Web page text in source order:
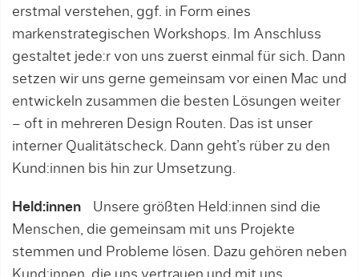
erstmal verstehen, ggf. in Form eines
markenstrategischen Workshops. Im Anschluss
gestaltet jede:r von uns zuerst einmal für sich. Dann
setzen wir uns gerne gemeinsam vor einen Mac und
entwickeln zusammen die besten Lösungen weiter
– oft in mehreren Design Routen. Das ist unser
interner Qualitätscheck. Dann geht’s rüber zu den
Kund:innen bis hin zur Umsetzung.
Held:innen Unsere größten Held:innen sind die
Menschen, die gemeinsam mit uns Projekte
stemmen und Probleme lösen. Dazu gehören neben